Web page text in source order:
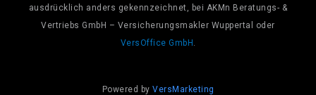
ausdrücklich anders gekennzeichnet, bei AKMn Beratungs- &
Vertriebs GmbH – Versicherungsmakler Wuppertal oder
VersOffice GmbH
Powered by VersMarketing